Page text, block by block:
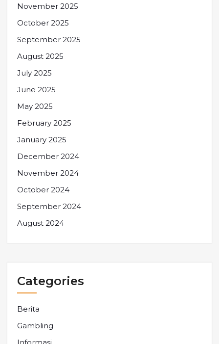
November 2025
October 2025
September 2025
August 2025
July 2025
June 2025
May 2025
February 2025
January 2025
December 2024
November 2024
October 2024
September 2024
August 2024
Categories
Berita
Gambling